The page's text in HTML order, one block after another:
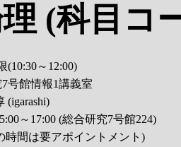
(科目コ
(10:30～12:00)
号館情報1講義室
(igarashi)
～17:00 (総合研究7号館224)
時間は要アポイントメント)